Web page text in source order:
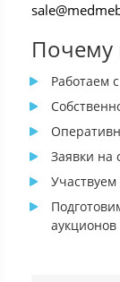
Почему
Работаем
Заявки на
аукционов